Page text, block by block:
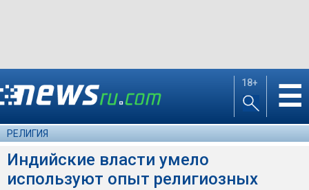
18+ ☰
РЕЛИГИЯ
Индийские власти умело
используют опыт религиозных